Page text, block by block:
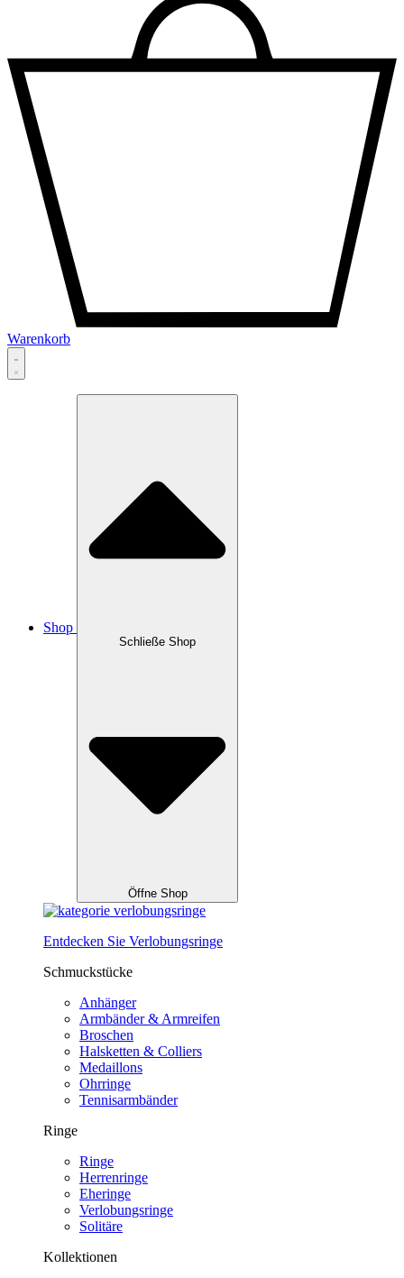
Warenkorb
Shop
Schließe Shop
Öffne Shop
Entdecken Sie Verlobungsringe
Schmuckstücke
Anhänger
Armbänder & Armreifen
Broschen
Halsketten & Colliers
Medaillons
Ohrringe
Tennisarmbänder
Ringe
Ringe
Herrenringe
Eheringe
Verlobungsringe
Solitäre
Kollektionen